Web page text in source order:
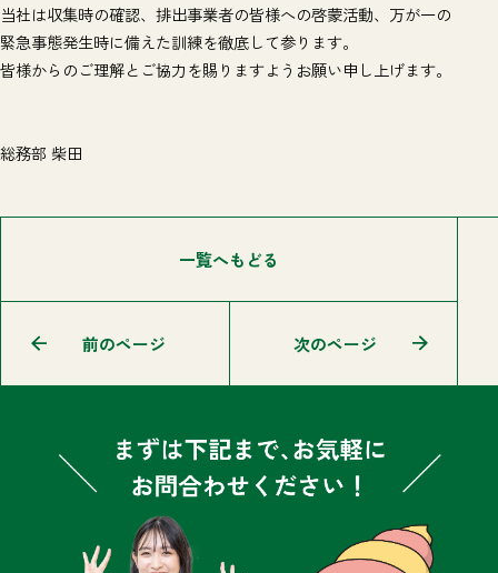
当社は収集時の確認、排出事業者の皆様への啓蒙活動、万が一の
緊急事態発生時に備えた訓練を徹底して参ります。
皆様からのご理解とご協力を賜りますようお願い申し上げます。
総務部 柴田
前のページ
一覧へもどる
次のページ